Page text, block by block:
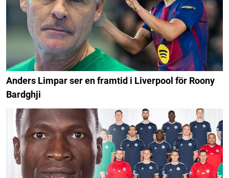
Anders Limpar ser en framtid i Liverpool för Roony
Bardghji